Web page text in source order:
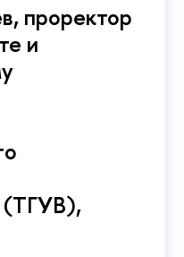
проректор
и
(ТГУВ),